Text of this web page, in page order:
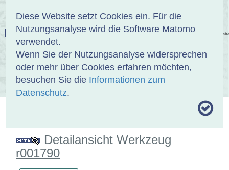
Diese Website setzt Cookies ein. Für die
Nutzungsanalyse wird die Software Matomo
verwendet.
Wenn Sie der Nutzungsanalyse widersprechen
oder mehr über Cookies erfahren möchten,
besuchen Sie die Informationen zum
Datenschutz.
EINBANDDATENBANK
ÜBER UNS SAMMLUNGEN SUCHE
Detailansicht Werkzeug
r001790